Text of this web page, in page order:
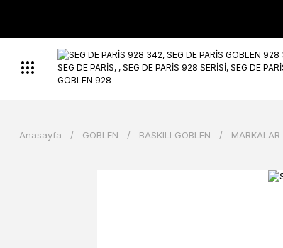
Anasayfa GOBLEN BASKILI GOBLEN MARKALAR